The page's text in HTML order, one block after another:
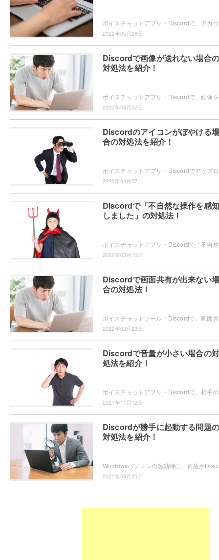
2022年05月26日
Discordで画像が送れない場合の
対処法を紹介！
2022年04月07日
Discordのアイコンがぼやける場
合の対処法を紹介！
2022年04月07日
Discordで「不自然な操作を感知
しました」の対処法！
2022年03月10日
Discordで画面共有が出来ない場
合の対処法！
2022年02月23日
Discordで音量が小さい場合の対
処法を紹介！
ボイスチャッ
2021年11月12日
Discordが勝手に起動する問題の
対処法を紹介！
2021年05月20日